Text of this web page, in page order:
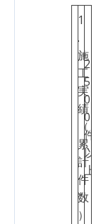
1
.
施
工
実
績
（
累
計
件
数
）
2
5
0
0
件
以
上
点